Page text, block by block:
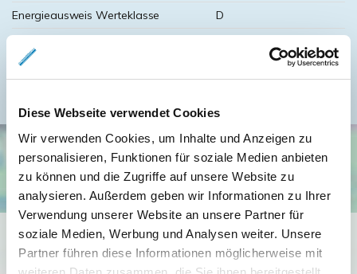
Diese Webseite verwendet Cookies
Wir verwenden Cookies, um Inhalte und Anzeigen zu
personalisieren, Funktionen für soziale Medien anbieten
zu können und die Zugriffe auf unsere Website zu
analysieren. Außerdem geben wir Informationen zu Ihrer
Verwendung unserer Website an unsere Partner für
soziale Medien, Werbung und Analysen weiter. Unsere
Partner führen diese Informationen möglicherweise mit
Energieausweis Werteklasse
D
Befeuerung
Ich bin damit einverstanden, dass mir Karten von Google
angezeigt werden. Es gelten die